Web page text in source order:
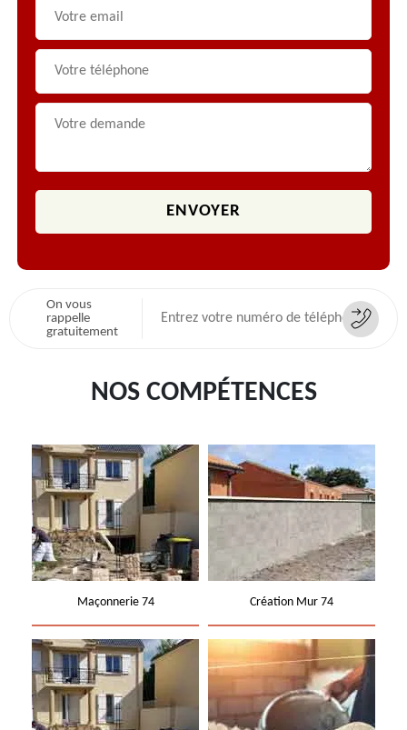
On vous
rappelle
gratuitement
NOS COMPÉTENCES
Maçonnerie 74 Création Mur 74